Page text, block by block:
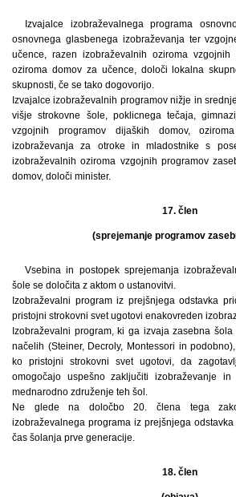
Izvajalce izobraževalnega programa
osnovnega glasbenega izobraževanja ter
učence, razen izobraževalnih oziroma vzgojnih
oziroma domov za učence, določi lokalna
skupnosti, če se tako dogovorijo.
Izvajalce izobraževalnih programov nižje in
višje strokovne šole, poklicnega tečaja,
vzgojnih programov dijaških domov,
izobraževanja za otroke in mladostnike s
izobraževalnih oziroma vzgojnih programov
domov, določi minister.
17. člen
(sprejemanje programov
Vsebina in postopek sprejemanja
šole se določita z aktom o ustanovitvi.
Izobraževalni program iz prejšnjega odstavka
pristojni strokovni svet ugotovi enakovreden
Izobraževalni program, ki ga izvaja zasebna
načelih (Steiner, Decroly, Montessori in
ko pristojni strokovni svet ugotovi, da
omogočajo uspešno zaključiti izobraževanje
mednarodno združenje teh šol.
Ne glede na določbo 20. člena tega
izobraževalnega programa iz prejšnjega
čas šolanja prve generacije.
18. člen